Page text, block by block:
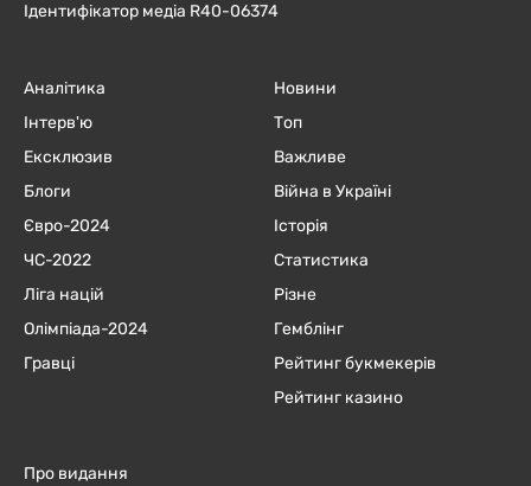
Ідентифікатор медіа R40-06374
Аналітика
Інтерв'ю
Ексклюзив
Блоги
Євро-2024
ЧC-2022
Ліга націй
Олімпіада-2024
Гравці
Новини
Топ
Важливе
Війна в Україні
Історія
Статистика
Різне
Гемблінг
Рейтинг букмекерів
Рейтинг казино
Про видання